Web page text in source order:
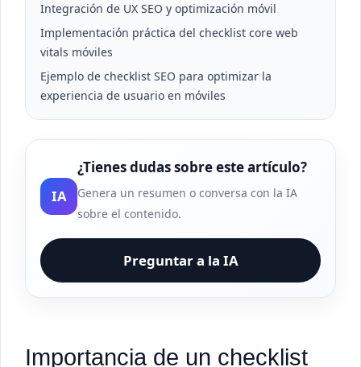
Integración de UX SEO y optimización móvil
Implementación práctica del checklist core web
vitals móviles
Ejemplo de checklist SEO para optimizar la
experiencia de usuario en móviles
IA
¿Tienes dudas sobre este artículo?
Genera un resumen o conversa con la IA
sobre el contenido.
Preguntar a la IA
Importancia de un checklist